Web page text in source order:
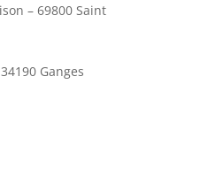
– 69800 Saint
Ganges